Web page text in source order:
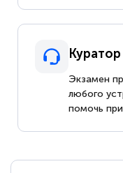
Экзамен
любого
помочь